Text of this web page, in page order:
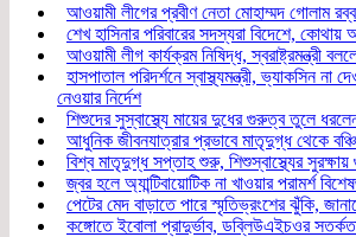
আওয়ামী লীগের প্রবীণ নেতা মোহাম্মদ গোলাম
শেখ হাসিনার পরিবারের সদস্যরা বিদেশে,
আওয়ামী লীগ কার্যক্রম নিষিদ্ধ, স্বরাষ্ট্রমন্ত্রী
হাসপাতাল পরিদর্শনে স্বাস্থ্যমন্ত্রী, ভ্যাকসিন না
নেওয়ার নির্দেশ
শিশুদের সুস্বাস্থ্যে মায়ের দুধের গুরুত্ব তুলে ধরলেন
আধুনিক জীবনযাত্রার প্রভাবে মাতৃদুগ্ধ থেকে
বিশ্ব মাতৃদুগ্ধ সপ্তাহ শুরু, শিশুস্বাস্থ্যের
জ্বর হলে অ্যান্টিবায়োটিক না খাওয়ার পরামর্শ
পেটের মেদ বাড়াতে পারে স্মৃতিভ্রংশের ঝুঁকি,
কঙ্গোতে ইবোলা প্রাদুর্ভাব, ডব্লিউএইচওর